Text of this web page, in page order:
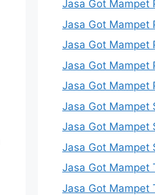
Jasa Got Mampet
Jasa Got Mampet
Jasa Got Mampet
Jasa Got Mampet
Jasa Got Mampet
Jasa Got Mampet
Jasa Got Mampet
Jasa Got Mampet
Jasa Got Mampet
Jasa Got Mampet